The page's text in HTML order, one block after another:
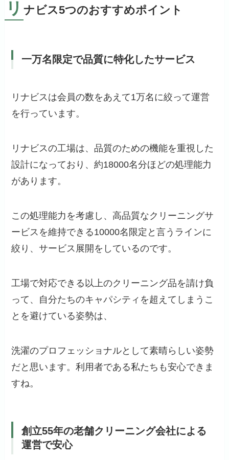
リ ナビス5つのおすすめポイント
一万名限定で品質に特化したサービス
リナビスは会員の数をあえて1万名に絞って運営
を行っています。
リナビスの工場は、品質のための機能を重視した
設計になっており、約18000名分ほどの処理能力
があります。
この処理能力を考慮し、高品質なクリーニングサ
ービスを維持できる10000名限定と言うラインに
絞り、サービス展開をしているのです。
工場で対応できる以上のクリーニング品を請け負
って、自分たちのキャパシティを超えてしまうこ
とを避けている姿勢は、
洗濯のプロフェッショナルとして素晴らしい姿勢
だと思います。利用者である私たちも安心できま
すね。
創立55年の老舗クリーニング会社による
運営で安心